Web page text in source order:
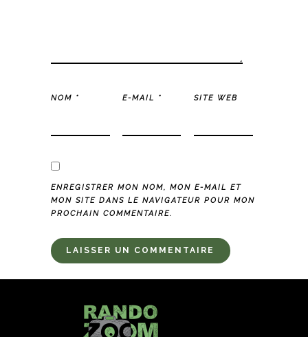
NOM * E-MAIL * SITE WEB
ENREGISTRER MON NOM, MON E-MAIL ET
MON SITE DANS LE NAVIGATEUR POUR MON
PROCHAIN COMMENTAIRE.